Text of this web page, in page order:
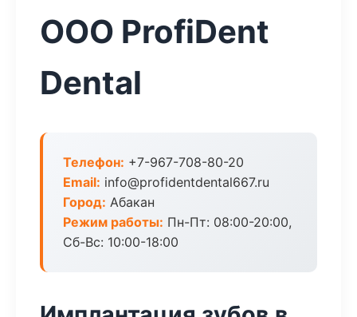
ООО ProfiDent
Dental
Телефон: +7-967-708-80-20
Email: info@profidentdental667.ru
Город: Абакан
Режим работы: Пн-Пт: 08:00-20:00,
Сб-Вс: 10:00-18:00